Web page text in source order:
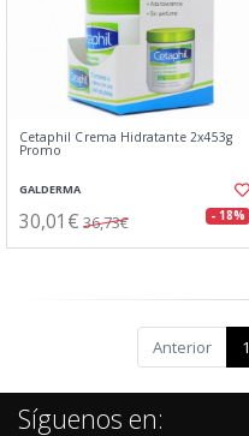
Cetaphil Crema Hidratante 2x453g
Promo
GALDERMA
30,01€ 36,73€ - 18%
Anterior 1
Síguenos en: